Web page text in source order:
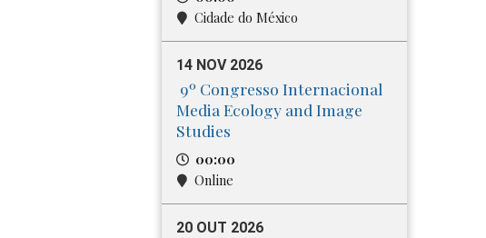
Cidade do México
14 NOV 2026
9º Congresso Internacional
Media​ Ecology and Image
Studies
00:00
Online
20 OUT 2026